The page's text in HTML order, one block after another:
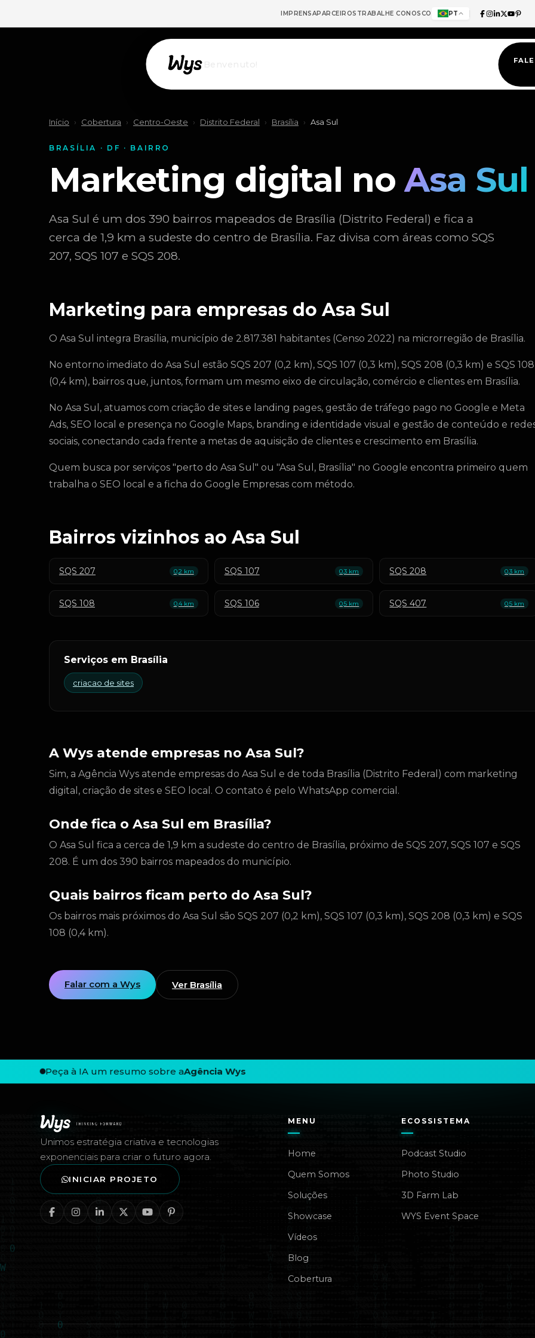
IMPRENSAPARCEIROS TRABALHE CONOSCO PT
Início › Cobertura › Centro-Oeste › Distrito Federal › Brasília › Asa Sul
BRASÍLIA · DF · BAIRRO
Marketing digital noAsa Sul
Asa Sul é um dos 390 bairros mapeados de Brasília (Distrito Federal) e fica a
cerca de 1,9 km a sudeste do centro de Brasília. Faz divisa com áreas como SQS
207, SQS 107 e SQS 208.
Marketing para empresas do Asa Sul
O Asa Sul integra Brasília, município de 2.817.381 habitantes (Censo 2022) na microrregião de Brasília.
No entorno imediato do Asa Sul estão SQS 207 (0,2 km), SQS 107 (0,3 km), SQS 208 (0,3 km) e SQS 108
(0,4 km), bairros que, juntos, formam um mesmo eixo de circulação, comércio e clientes em Brasília.
No Asa Sul, atuamos com criação de sites e landing pages, gestão de tráfego pago no Google e Meta
Ads, SEO local e presença no Google Maps, branding e identidade visual e gestão de conteúdo e
sociais, conectando cada frente a metas de aquisição de clientes e crescimento em Brasília.
Quem busca por serviços "perto do Asa Sul" ou "Asa Sul, Brasília" no Google encontra primeiro quem
trabalha o SEO local e a ficha do Google Empresas com método.
Bairros vizinhos ao Asa Sul
SQS 207 0,2 km SQS 107 0,3 km SQS 208 0,3 km
SQS 108 0,4 km SQS 106 0,5 km SQS 407 0,5 km
Serviços em Brasília
criacao de sites
A Wys atende empresas no Asa Sul?
Sim, a Agência Wys atende empresas do Asa Sul e de toda Brasília (Distrito Federal) com marketing
digital, criação de sites e SEO local. O contato é pelo WhatsApp comercial.
Onde fica o Asa Sul em Brasília?
O Asa Sul fica a cerca de 1,9 km a sudeste do centro de Brasília, próximo de SQS 207, SQS 107 e SQS
208. É um dos 390 bairros mapeados do município.
Quais bairros ficam perto do Asa Sul?
Os bairros mais próximos do Asa Sul são SQS 207 (0,2 km), SQS 107 (0,3 km), SQS 208 (0,3 km) e SQS
108 (0,4 km).
Falar com a Wys Ver Brasília
Rodapé — Agência Wys
Peça à IA um resumo sobre aAgência Wys
Unimos estratégia criativa e tecnologias
exponenciais para criar o futuro agora.
INICIAR PROJETO
MENU
Home
Quem Somos
Soluções
Showcase
Vídeos
Blog
Cobertura
ECOSSISTEMA
Podcast Studio
Photo Studio
3D Farm Lab
WYS Event Space